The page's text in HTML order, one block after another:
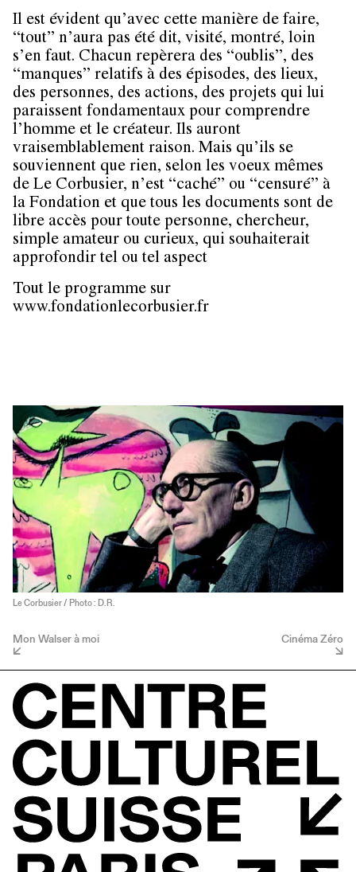
Il est évident qu’avec cette manière de faire,
“tout” n’aura pas été dit, visité, montré, loin
s’en faut. Chacun repèrera des “oublis”, des
“manques” relatifs à des épisodes, des lieux,
des personnes, des actions, des projets qui lui
paraissent fondamentaux pour comprendre
l’homme et le créateur. Ils auront
vraisemblablement raison. Mais qu’ils se
souviennent que rien, selon les voeux mêmes
de Le Corbusier, n’est “caché” ou “censuré” à
la Fondation et que tous les documents sont de
libre accès pour toute personne, chercheur,
simple amateur ou curieux, qui souhaiterait
approfondir tel ou tel aspect
Tout le programme sur
www.fondationlecorbusier.fr
Le Corbusier / Photo : D.R.
Mon Walser à moi Cinéma Zéro